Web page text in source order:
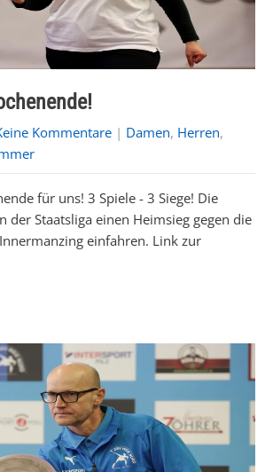
Kommentare | Damen, Herren,
für uns! 3 Spiele - 3 Siege! Die
der Staatsliga einen Heimsieg gegen die
einfahren. Link zur